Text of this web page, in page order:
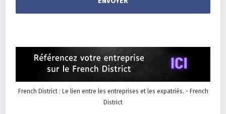
French District : Le lien entre les entreprises et les expatriés. - French
District